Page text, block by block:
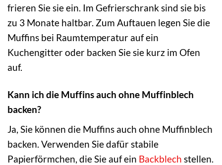
frieren Sie sie ein. Im Gefrierschrank sind sie bis
zu 3 Monate haltbar. Zum Auftauen legen Sie die
Muffins bei Raumtemperatur auf ein
Kuchengitter oder backen Sie sie kurz im Ofen
auf.
Kann ich die Muffins auch ohne Muffinblech
backen?
Ja, Sie können die Muffins auch ohne Muffinblech
backen. Verwenden Sie dafür stabile
Papierförmchen, die Sie auf ein Backblech stellen.